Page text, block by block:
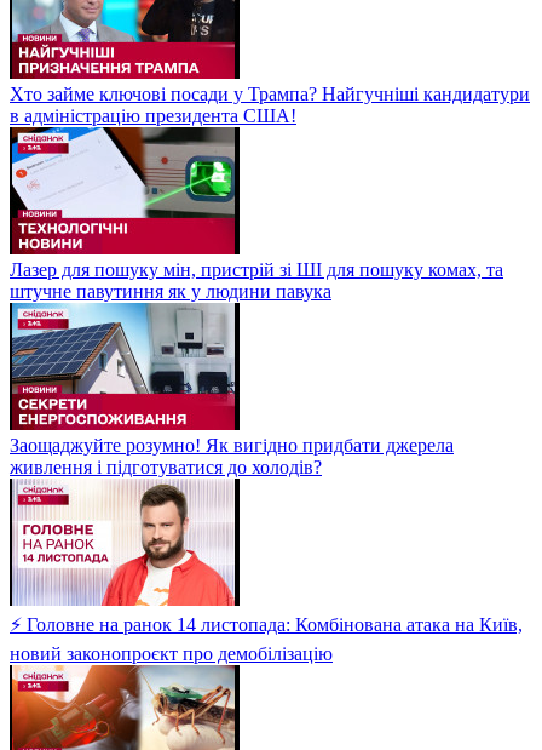
Хто займе ключові посади у Трампа? Найгучніші кандидатури
в адміністрацію президента США!
Лазер для пошуку мін, пристрій зі ШІ для пошуку комах, та
штучне павутиння як у людини павука
Заощаджуйте розумно! Як вигідно придбати джерела
живлення і підготуватися до холодів?
⚡ Головне на ранок 14 листопада: Комбінована атака на Київ,
новий законопроєкт про демобілізацію